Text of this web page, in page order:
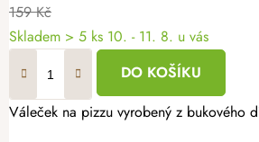
159 Kč
Skladem > 5 ks 10. - 11. 8. u vás
DO KOŠÍKU
Váleček na pizzu vyrobený z bukového